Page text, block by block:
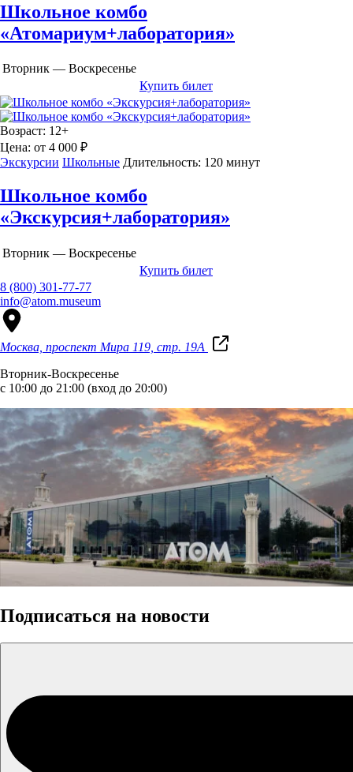
Школьное комбо
«Атомариум+лаборатория»
Вторник — Воскресенье
Купить билет
Возраст: 12+
Цена: от 4 000 ₽
Экскурсии Школьные Длительность: 120 минут
Школьное комбо
«Экскурсия+лаборатория»
Вторник — Воскресенье
Купить билет
8 (800) 301-77-77
info@atom.museum
Москва, проспект Мира 119, стр. 19А
Вторник-Воскресенье
с 10:00 до 21:00 (вход до 20:00)
Подписаться на новости